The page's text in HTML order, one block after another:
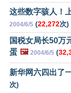
这些数字骇人！
2004/6/5 (22,272次)
国税女局长50万
蛋 🖼️ 2004/6/5 (
新华网六四出了
次)